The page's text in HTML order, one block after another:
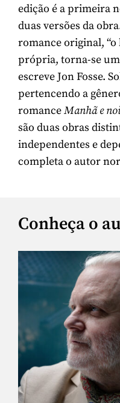
Conheça o
edição é a primeira
duas versões da
romance original,
própria, torna-se
escreve Jon Fosse.
pertencendo a
romanceManhã e
são duas obras
independentes e
completa o autor